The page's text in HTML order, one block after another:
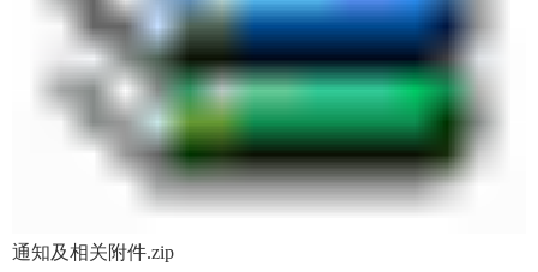
通知及相关附件.zip